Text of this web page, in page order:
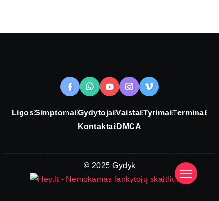
LigosSimptomaiGydytojaiVaistaiTyrimaiTerminai
Kontaktai DMCA
© 2025 Gydyk